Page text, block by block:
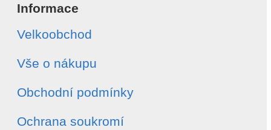
Informace
Velkoobchod
Vše o nákupu
Obchodní podmínky
Ochrana soukromí